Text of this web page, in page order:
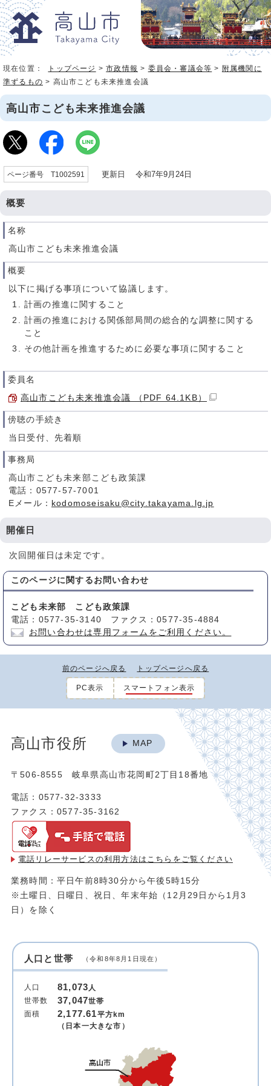
現在位置： トップページ >市政情報 > 委員会・審議会等 > 附属機関に
準ずるもの > 高山市こども未来推進会議
高山市こども未来推進会議
ページ番号 T1002591 更新日 令和7年9月24日
概要
名称
高山市こども未来推進会議
概要
以下に掲げる事項について協議します。
計画の推進に関すること
計画の推進における関係部局間の総合的な調整に関する
こと
その他計画を推進するために必要な事項に関すること
委員名
高山市こども未来推進会議 （PDF 64.1KB）
傍聴の手続き
当日受付、先着順
事務局
高山市こども未来部こども政策課
電話：0577-57-7001
Eメール： kodomoseisaku@city.takayama.lg.jp
開催日
次回開催日は未定です。
このページに関する お問い合わせ
こども未来部 こども政策課
電話：0577-35-3140 ファクス：0577-35-4884
お問い合わせは専用フォームをご利用ください。
前のページへ戻る トップページへ戻る
PC表示 スマートフォン表示
高山市役所 MAP
〒506-8555 岐阜県高山市花岡町2丁目18番地
電話：0577-32-3333
ファクス：0577-35-3162
電話リレーサービスの利用方法は こちらをご覧ください
業務時間：平日午前8時30分から午後5時15分
※土曜日、日曜日、祝日、年末年始（12月29日から1月3
日）を除く
人口と世帯 （令和8年8月1日現在）
人口 81,073人
世帯数
37,047世帯
面積
2,177.61平方km
（日本一大きな市）